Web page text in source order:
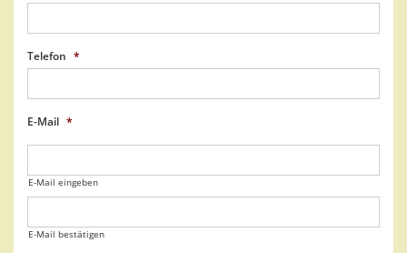
Telefon *
E-Mail *
E-Mail eingeben
E-Mail bestätigen